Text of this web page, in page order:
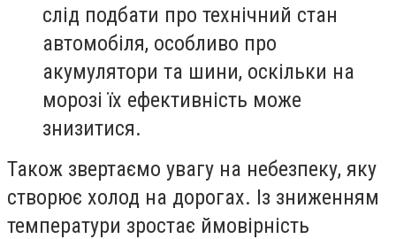
слід подбати про технічний стан
автомобіля, особливо про
акумулятори та шини, оскільки на
морозі їх ефективність може
знизитися.
Також звертаємо увагу на небезпеку, яку
створює холод на дорогах. Із зниженням
температури зростає ймовірність